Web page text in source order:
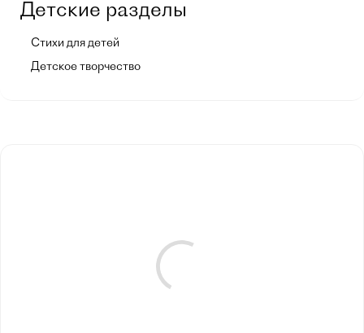
Детские разделы
Стихи для детей
Детское творчество